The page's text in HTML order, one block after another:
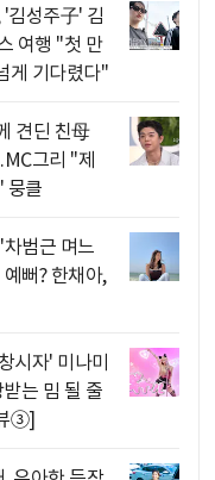
'김성주子' 김
여행 "첫 만
게 기다렸다"
견딘 친母
그리 "제
뭉클
범근 며느
뻐? 한채아,
시자' 미나미
는 밈 될 줄
③]